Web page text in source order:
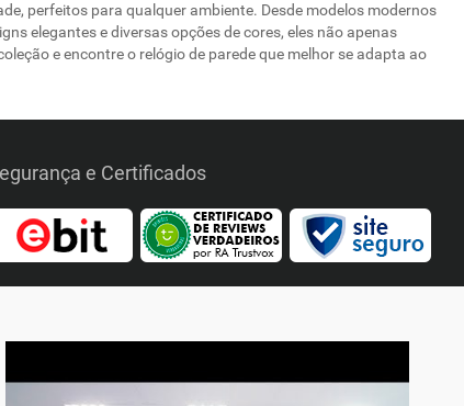
perfeitos para qualquer ambiente. Desde modelos modernos
elegantes e diversas opções de cores, eles não apenas
e encontre o relógio de parede que melhor se adapta ao
e Certificados